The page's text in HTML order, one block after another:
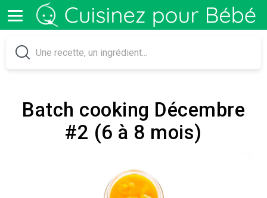
Batch cooking Décembre
#2 (6 à 8 mois)